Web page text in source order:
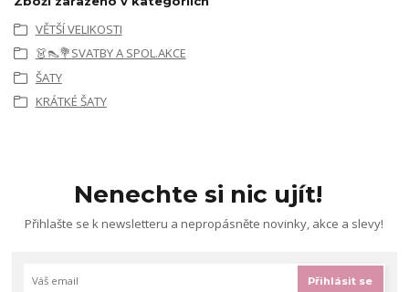
VĚTŠÍ VELIKOSTI
👗👠💐SVATBY A SPOL.AKCE
ŠATY
KRÁTKÉ ŠATY
Nenechte si nic ujít!
Přihlašte se k newsletteru a nepropásněte novinky, akce a slevy!
Přihlásit se